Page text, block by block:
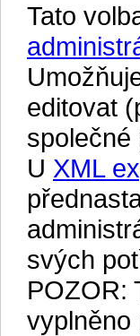
Tato
editovat
společné
U XML
svých
POZOR:
vyplněno